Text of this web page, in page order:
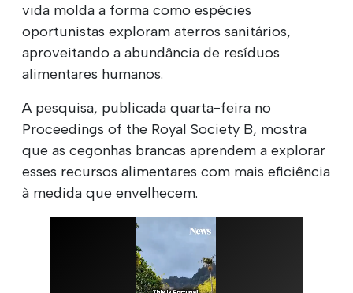
vida molda a forma como espécies
oportunistas exploram aterros sanitários,
aproveitando a abundância de resíduos
alimentares humanos.
A pesquisa, publicada quarta-feira no
Proceedings of the Royal Society B, mostra
que as cegonhas brancas aprendem a explorar
esses recursos alimentares com mais eficiência
à medida que envelhecem.